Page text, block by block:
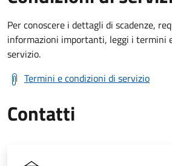
Per conoscere i dettagli di scadenze,
informazioni importanti, leggi i termini
servizio.
Termini e condizioni di servizio
Contatti